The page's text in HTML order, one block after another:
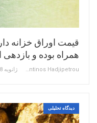
قیمت اوراق خزانه
همراه بوده و بازدهی
Constantinos Hadjipetrou ژانویه 18, 2024
دیدگاه تحلیلی